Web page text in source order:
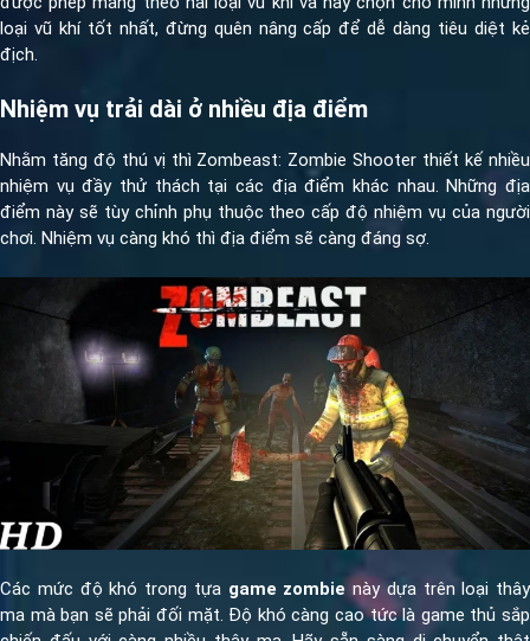
loại vũ khí tốt nhất, đừng quên nâng cấp để dễ dàng tiêu diệt kẻ
địch.
Nhiệm vụ trải dài ở nhiều địa điểm
Nhằm tăng độ thú vị thì Zombeast: Zombie Shooter thiết kế nhiều
nhiệm vụ đầy thử thách tại các địa điểm khác nhau. Những địa
điểm này sẽ tùy chỉnh phụ thuộc theo cấp độ nhiệm vụ của người
chơi. Nhiệm vụ càng khó thì địa điểm sẽ càng đáng sợ.
Các mức độ khó trong tựa game zombie này dựa trên loại thây
ma mà bạn sẽ phải đối mặt. Độ khó càng cao tức là game thủ sắp